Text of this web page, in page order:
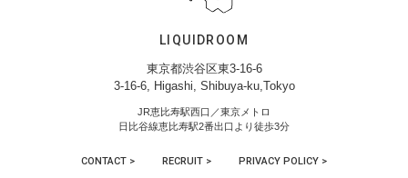
LIQUIDROOM
東京都渋谷区東3-16-6
3-16-6, Higashi, Shibuya-ku,Tokyo
JR恵比寿駅西口／東京メトロ
日比谷線恵比寿駅2番出口より徒歩3分
CONTACT > RECRUIT > PRIVACY POLICY >